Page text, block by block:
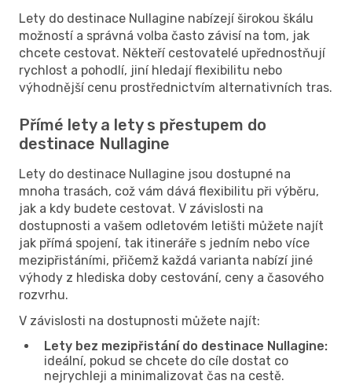
Lety do destinace Nullagine nabízejí širokou škálu
možností a správná volba často závisí na tom, jak
chcete cestovat. Někteří cestovatelé upřednostňují
rychlost a pohodlí, jiní hledají flexibilitu nebo
výhodnější cenu prostřednictvím alternativních tras.
Přímé lety a lety s přestupem do
destinace Nullagine
Lety do destinace Nullagine jsou dostupné na
mnoha trasách, což vám dává flexibilitu při výběru,
jak a kdy budete cestovat. V závislosti na
dostupnosti a vašem odletovém letišti můžete najít
jak přímá spojení, tak itineráře s jedním nebo více
mezipřistáními, přičemž každá varianta nabízí jiné
výhody z hlediska doby cestování, ceny a časového
rozvrhu.
V závislosti na dostupnosti můžete najít:
Lety bez mezipřistání do destinace Nullagine:
ideální, pokud se chcete do cíle dostat co
nejrychleji a minimalizovat čas na cestě.